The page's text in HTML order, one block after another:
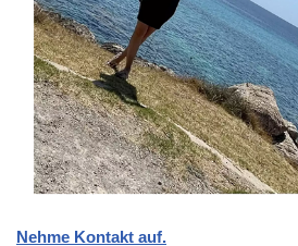
Nehme Kontakt auf.